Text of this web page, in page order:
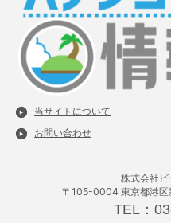
当サイトについて
お問い合わせ
株式会社
〒105-0004 東京都港
TEL：